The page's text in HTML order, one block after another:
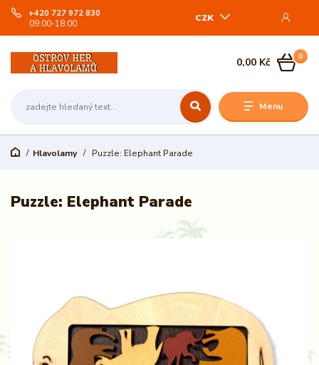
Menu
CZK
+420 727 972 830
09:00-18:00
0
0,00 Kč
Hlavolamy Puzzle: Elephant Parade
Puzzle: Elephant Parade